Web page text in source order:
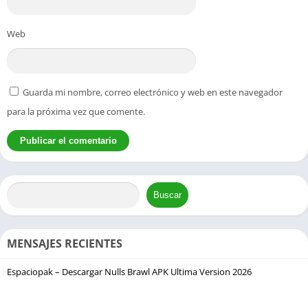
Web
Guarda mi nombre, correo electrónico y web en este navegador
para la próxima vez que comente.
Buscar
MENSAJES RECIENTES
Espaciopak – Descargar Nulls Brawl APK Ultima Version 2026